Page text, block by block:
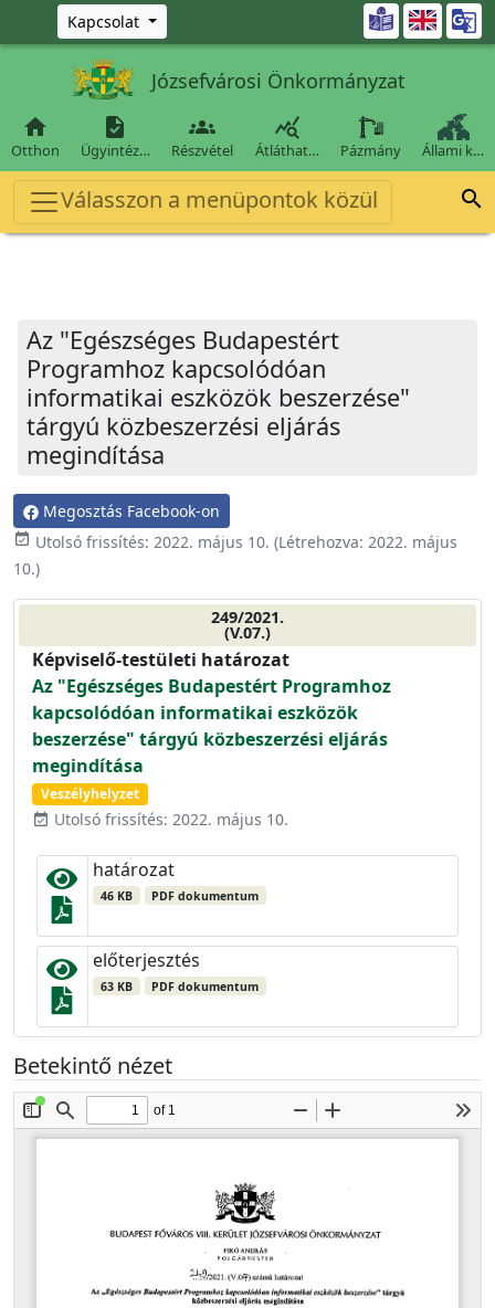
Ugrás a fő tartalomra
Kapcsolat 
Józsefvárosi Önkormányzat

Otthon

Ügyintéz…

Részvétel

Átláthat… Pázmány Állami k…
Válasszon a menüpontok közül 
Az "Egészséges Budapestért
Programhoz kapcsolódóan
informatikai eszközök beszerzése"
tárgyú közbeszerzési eljárás
megindítása
Megosztás Facebook-on
event_available Utolsó frissítés: 2022. május 10. (Létrehozva: 2022. május
10.)
249/2021.
(V.07.)
Képviselő-testületi határozat
Az "Egészséges Budapestért Programhoz
kapcsolódóan informatikai eszközök
beszerzése" tárgyú közbeszerzési eljárás
megindítása
Veszélyhelyzet
event_available Utolsó frissítés: 2022. május 10.
határozat
46 KB PDF dokumentum
előterjesztés
63 KB PDF dokumentum
Betekintő nézet